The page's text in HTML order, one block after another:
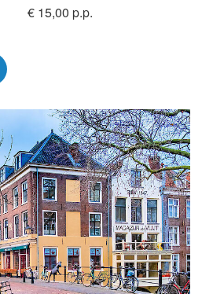
€ 15,00 p.p.